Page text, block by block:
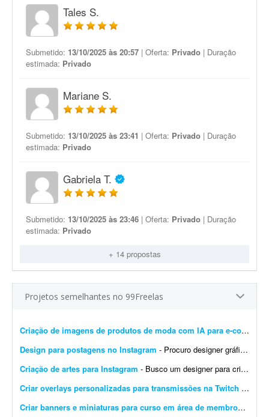
Tales S.
Submetido: 13/10/2025 às 20:57 | Oferta: Privado | Duração
estimada: Privado
Mariane S.
Submetido: 13/10/2025 às 23:41 | Oferta: Privado | Duração
estimada: Privado
Gabriela T.
Submetido: 13/10/2025 às 23:46 | Oferta: Privado | Duração
estimada: Privado
+ 14 propostas
Projetos semelhantes no 99Freelas
Criação de imagens de produtos de moda com IA para e-commerce
Design para postagens no Instagram - Procuro designer gráfico para me ajudar nas postagens do meu Instagram profissional. Algumas já foram feitas por mim, mas precisam ser melhoradas. Algumas pretendo manter como est&ati...
Criação de artes para Instagram - Busco um designer para criação de artes para o Instagram. O designer receberá um calendário editorial já pronto, com direcionamento de headlines, subheadlines e ...
Criar overlays personalizadas para transmissões na Twitch
Criar banners e miniaturas para curso em área de membros
-